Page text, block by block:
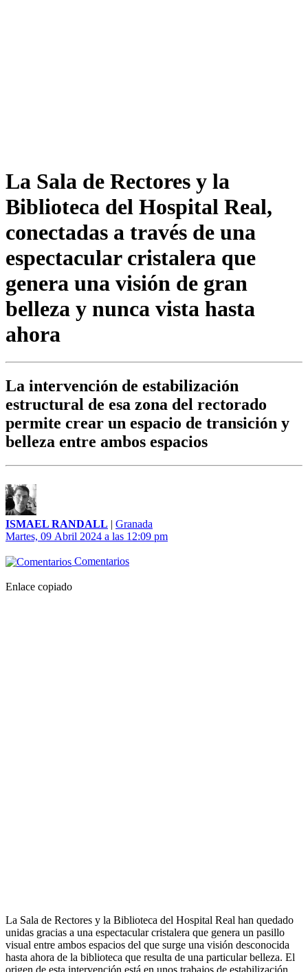
La Sala de Rectores y la
Biblioteca del Hospital Real,
conectadas a través de una
espectacular cristalera que
genera una visión de gran
belleza y nunca vista hasta
ahora
La intervención de estabilización
estructural de esa zona del rectorado
permite crear un espacio de transición y
belleza entre ambos espacios
ISMAEL RANDALL | Granada
Martes, 09 Abril 2024 a las 12:09 pm
Comentarios
Enlace copiado
La Sala de Rectores y la Biblioteca del Hospital Real han quedado
unidas gracias a una espectacular cristalera que genera un pasillo
visual entre ambos espacios del que surge una visión desconocida
hasta ahora de la biblioteca que resulta de una particular belleza. El